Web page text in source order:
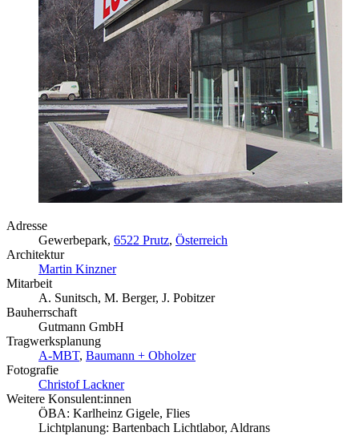
Adresse
Gewerbepark, 6522 Prutz, Österreich
Architektur
Martin Kinzner
Mitarbeit
A. Sunitsch, M. Berger, J. Pobitzer
Bauherrschaft
Gutmann GmbH
Tragwerksplanung
A-MBT, Baumann + Obholzer
Fotografie
Christof Lackner
Weitere Konsulent:innen
ÖBA: Karlheinz Gigele, Flies
Lichtplanung: Bartenbach Lichtlabor, Aldrans